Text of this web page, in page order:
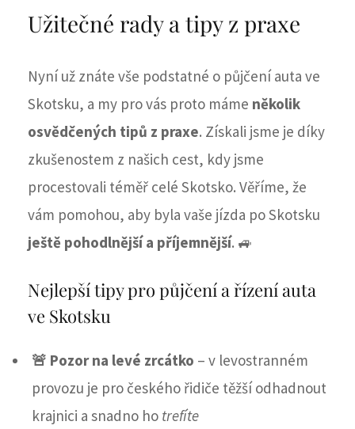
Užitečné rady a tipy z praxe
Nyní už znáte vše podstatné o půjčení auta ve
Skotsku, a my pro vás proto máme několik
osvědčených tipů z praxe. Získali jsme je díky
zkušenostem z našich cest, kdy jsme
procestovali téměř celé Skotsko. Věříme, že
vám pomohou, aby byla vaše jízda po Skotsku
ještě pohodlnější a příjemnější. 🚙
Nejlepší tipy pro půjčení a řízení auta
ve Skotsku
🚨 Pozor na levé zrcátko – v levostranném
provozu je pro českého řidiče těžší odhadnout
krajnici a snadno ho trefíte